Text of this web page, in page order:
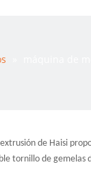
de Haisi
tornillo de gemelas